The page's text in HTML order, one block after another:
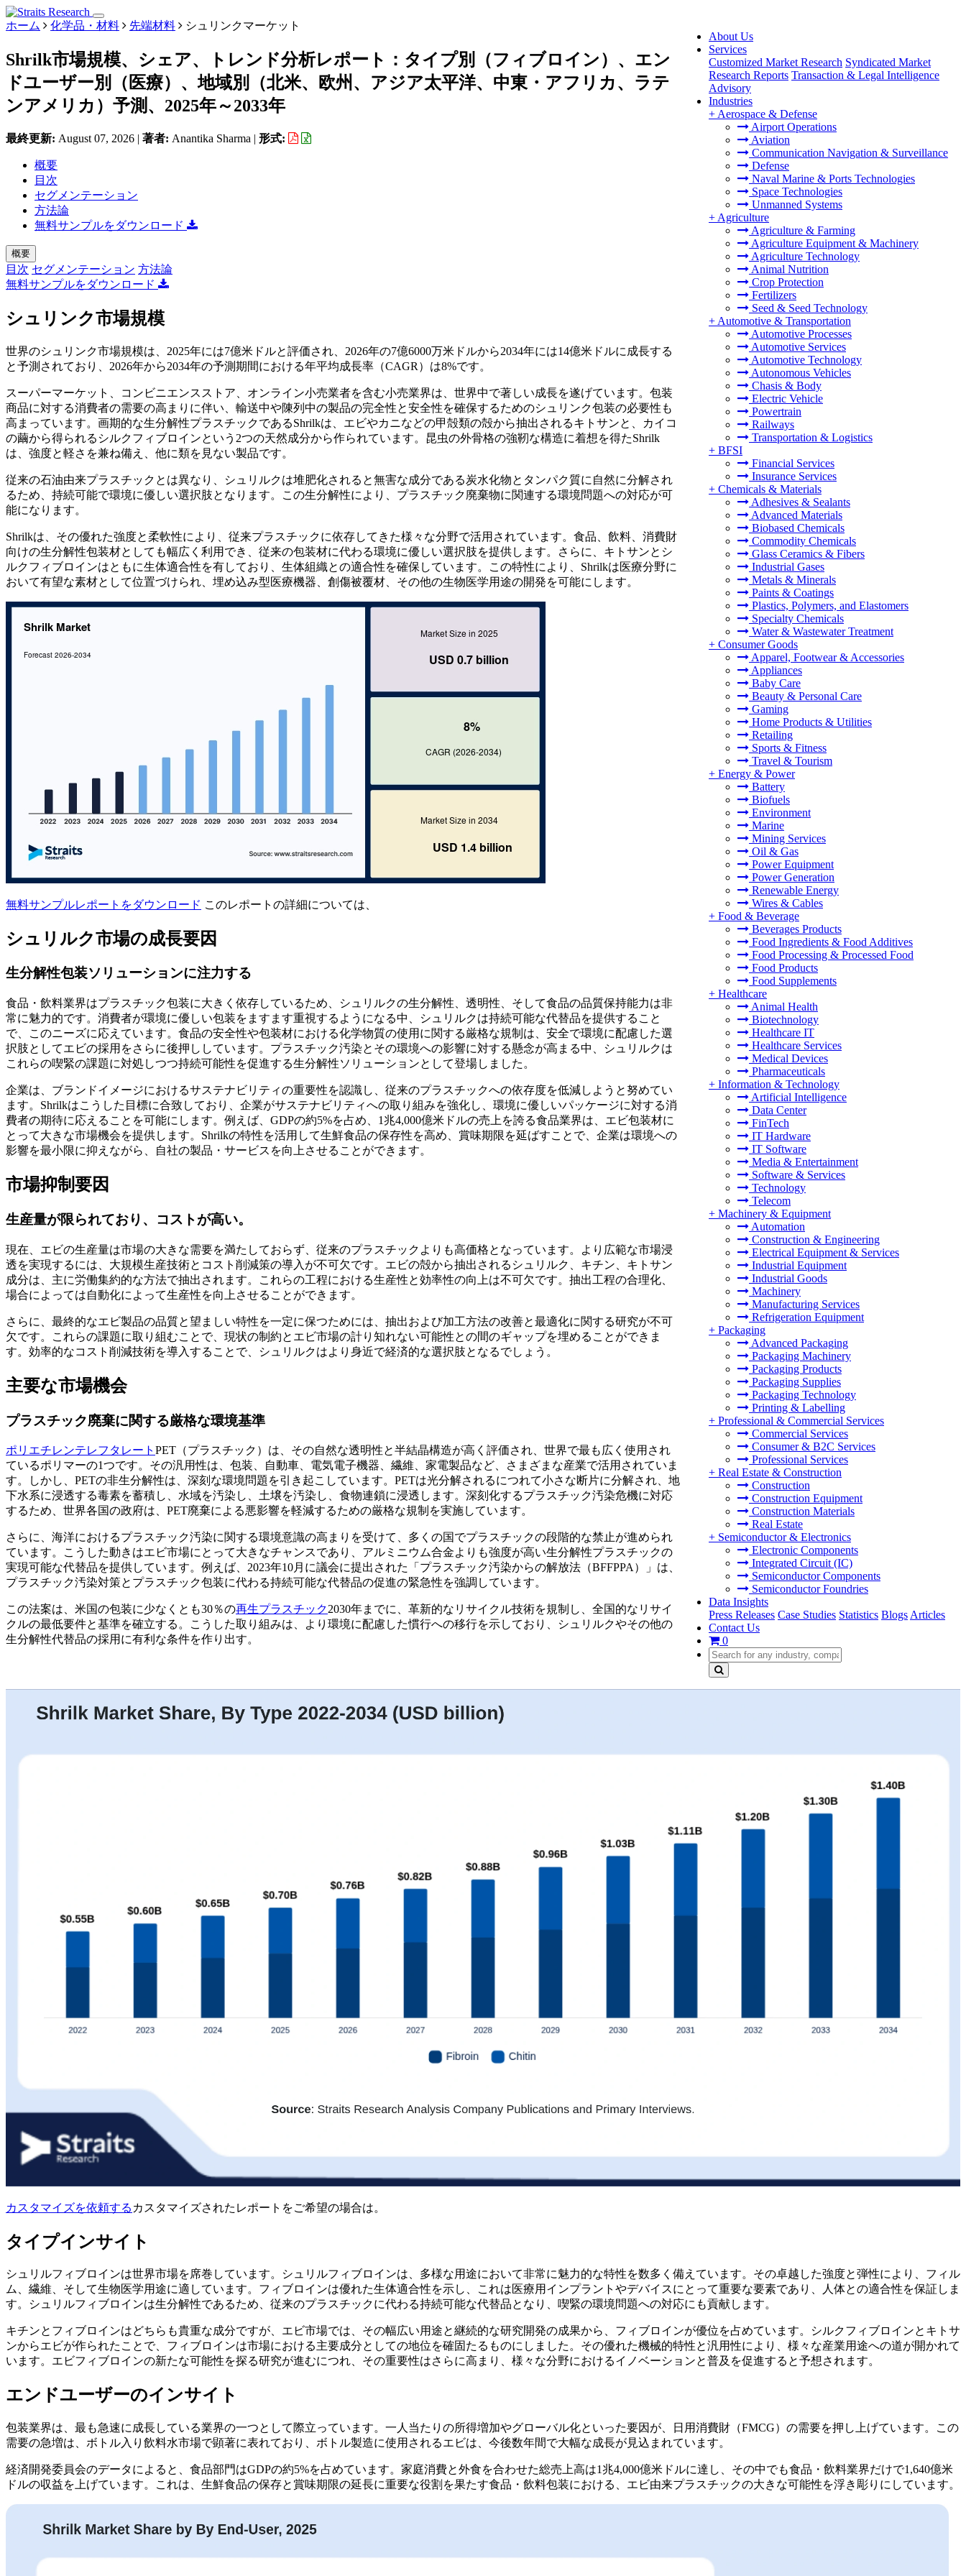
About Us
Services
Customized Market Research Syndicated Market
Research Reports Transaction & Legal Intelligence
Advisory
Industries
+ Aerospace & Defense
Airport Operations
Aviation
Communication Navigation & Surveillance
Defense
Naval Marine & Ports Technologies
Space Technologies
Unmanned Systems
+ Agriculture
Agriculture & Farming
Agriculture Equipment & Machinery
Agriculture Technology
Animal Nutrition
Crop Protection
Fertilizers
Seed & Seed Technology
+ Automotive & Transportation
Automotive Processes
Automotive Services
Automotive Technology
Autonomous Vehicles
Chasis & Body
Electric Vehicle
Powertrain
Railways
Transportation & Logistics
+ BFSI
Financial Services
Insurance Services
+ Chemicals & Materials
Adhesives & Sealants
Advanced Materials
Biobased Chemicals
Commodity Chemicals
Glass Ceramics & Fibers
Industrial Gases
Metals & Minerals
Paints & Coatings
Plastics, Polymers, and Elastomers
Specialty Chemicals
Water & Wastewater Treatment
+ Consumer Goods
Apparel, Footwear & Accessories
Appliances
Baby Care
Beauty & Personal Care
Gaming
Home Products & Utilities
Retailing
Sports & Fitness
Travel & Tourism
+ Energy & Power
Battery
Biofuels
Environment
Marine
Mining Services
Oil & Gas
Power Equipment
Power Generation
Renewable Energy
Wires & Cables
+ Food & Beverage
Beverages Products
Food Ingredients & Food Additives
Food Processing & Processed Food
Food Products
Food Supplements
+ Healthcare
Animal Health
Biotechnology
Healthcare IT
Healthcare Services
Medical Devices
Pharmaceuticals
+ Information & Technology
Artificial Intelligence
Data Center
FinTech
IT Hardware
IT Software
Media & Entertainment
Software & Services
Technology
Telecom
+ Machinery & Equipment
Automation
Construction & Engineering
Electrical Equipment & Services
Industrial Equipment
Industrial Goods
Machinery
Manufacturing Services
Refrigeration Equipment
+ Packaging
Advanced Packaging
Packaging Machinery
Packaging Products
Packaging Supplies
Packaging Technology
Printing & Labelling
+ Professional & Commercial Services
Commercial Services
Consumer & B2C Services
Professional Services
+ Real Estate & Construction
Construction
Construction Equipment
Construction Materials
Real Estate
+ Semiconductor & Electronics
Electronic Components
Integrated Circuit (IC)
Semiconductor Components
Semiconductor Foundries
Data Insights
Press Releases Case Studies Statistics Blogs Articles
Contact Us
0
ホーム 化学品・材料 先端材料 シュリンクマーケット
Shrilk市場規模、シェア、トレンド分析レポート：タイプ別（フィブロイン）、エン
ドユーザー別（医療）、地域別（北米、欧州、アジア太平洋、中東・アフリカ、ラテ
ンアメリカ）予測、2025年～2033年
最終更新: August 07, 2026 | 著者: Anantika Sharma | 形式:
概要
目次
セグメンテーション
方法論
無料サンプルをダウンロード
概要
目次 セグメンテーション 方法論
無料サンプルをダウンロード
シュリンク市場規模
世界のシュリンク市場規模は、2025年には7億米ドルと評価され、2026年の7億6000万米ドルから2034年には14億米ドルに成長する
と予測されており、2026年から2034年の予測期間における年平均成長率（CAGR）は8%です。
スーパーマーケット、コンビニエンスストア、オンライン小売業者を含む小売業界は、世界中で著しい成長を遂げています。包装
商品に対する消費者の需要の高まりに伴い、輸送中や陳列中の製品の完全性と安全性を確保するためのシュリンク包装の必要性も
高まっています。画期的な生分解性プラスチックであるShrilkは、エビやカニなどの甲殻類の殻から抽出されるキトサンと、カイコ
の繭から得られるシルクフィブロインという2つの天然成分から作られています。昆虫の外骨格の強靭な構造に着想を得たShrilk
は、強度と軽さを兼ね備え、他に類を見ない製品です。
従来の石油由来プラスチックとは異なり、シュリルクは堆肥化されると無害な成分である炭水化物とタンパク質に自然に分解され
るため、持続可能で環境に優しい選択肢となります。この生分解性により、プラスチック廃棄物に関連する環境問題への対応が可
能になります。
Shrilkは、その優れた強度と柔軟性により、従来プラスチックに依存してきた様々な分野で活用されています。食品、飲料、消費財
向けの生分解性包装材としても幅広く利用でき、従来の包装材に代わる環境に優しい選択肢を提供します。さらに、キトサンとシ
ルクフィブロインはともに生体適合性を有しており、生体組織との適合性を確保しています。この特性により、Shrilkは医療分野に
おいて有望な素材として位置づけられ、埋め込み型医療機器、創傷被覆材、その他の生物医学用途の開発を可能にします。
無料サンプルレポートをダウンロード このレポートの詳細については、
シュリルク市場の成長要因
生分解性包装ソリューションに注力する
食品・飲料業界はプラスチック包装に大きく依存しているため、シュリルクの生分解性、透明性、そして食品の品質保持能力は非
常に魅力的です。消費者が環境に優しい包装をますます重視するようになる中、シュリルクは持続可能な代替品を提供すること
で、このニーズに応えています。食品の安全性や包装材における化学物質の使用に関する厳格な規制は、安全で環境に配慮した選
択肢としてエビの採用をさらに後押ししています。プラスチック汚染とその環境への影響に対する懸念が高まる中、シュリルクは
これらの喫緊の課題に対処しつつ持続可能性を促進する生分解性ソリューションとして登場しました。
企業は、ブランドイメージにおけるサステナビリティの重要性を認識し、従来のプラスチックへの依存度を低減しようと努めてい
ます。Shrilkはこうした目標に合致しており、企業がサステナビリティへの取り組みを強化し、環境に優しいパッケージに対する消
費者の期待に応えることを可能にします。例えば、GDPの約5%を占め、1兆4,000億米ドルの売上を誇る食品業界は、エビ包装材に
とって大きな市場機会を提供します。Shrilkの特性を活用して生鮮食品の保存性を高め、賞味期限を延ばすことで、企業は環境への
影響を最小限に抑えながら、自社の製品・サービスを向上させることができます。
市場抑制要因
生産量が限られており、コストが高い。
現在、エビの生産量は市場の大きな需要を満たしておらず、従来のプラスチックよりも高価格となっています。より広範な市場浸
透を実現するには、大規模生産技術とコスト削減策の導入が不可欠です。エビの殻から抽出されるシュリルク、キチン、キトサン
成分は、主に労働集約的な方法で抽出されます。これらの工程における生産性と効率性の向上は不可欠です。抽出工程の合理化、
場合によっては自動化によって生産性を向上させることができます。
さらに、最終的なエビ製品の品質と望ましい特性を一定に保つためには、抽出および加工方法の改善と最適化に関する研究が不可
欠です。これらの課題に取り組むことで、現状の制約とエビ市場の計り知れない可能性との間のギャップを埋めることができま
す。効率的なコスト削減技術を導入することで、シュリルクはより身近で経済的な選択肢となるでしょう。
主要な市場機会
プラスチック廃棄に関する厳格な環境基準
ポリエチレンテレフタレート PET（プラスチック）は、その自然な透明性と半結晶構造が高く評価され、世界で最も広く使用され
ているポリマーの1つです。その汎用性は、包装、自動車、電気電子機器、繊維、家電製品など、さまざまな産業で活用されていま
す。しかし、PETの非生分解性は、深刻な環境問題を引き起こしています。PETは光分解されるにつれて小さな断片に分解され、地
下水系に浸透する毒素を蓄積し、水域を汚染し、土壌を汚染し、食物連鎖に浸透します。深刻化するプラスチック汚染危機に対応
するため、世界各国の政府は、PET廃棄による悪影響を軽減するための厳格な規制を実施しています。
さらに、海洋におけるプラスチック汚染に関する環境意識の高まりを受けて、多くの国でプラスチックの段階的な禁止が進められ
ています。こうした動きはエビ市場にとって大きなチャンスであり、アルミニウム合金よりも強度が高い生分解性プラスチックの
実現可能な代替品を提供しています。例えば、2023年10月に議会に提出された「プラスチック汚染からの解放法（BFFPPA）」は、
プラスチック汚染対策とプラスチック包装に代わる持続可能な代替品の促進の緊急性を強調しています。
この法案は、米国の包装に少なくとも30％の再生プラスチック2030年までに、革新的なリサイクル技術を規制し、全国的なリサイ
クルの最低要件と基準を確立する。こうした取り組みは、より環境に配慮した慣行への移行を示しており、シュリルクやその他の
生分解性代替品の採用に有利な条件を作り出す。
カスタマイズを依頼する カスタマイズされたレポートをご希望の場合は。
タイプインサイト
シュリルフィブロインは世界市場を席巻しています。シュリルフィブロインは、多様な用途において非常に魅力的な特性を数多く備えています。その卓越した強度と弾性により、フィル
ム、繊維、そして生物医学用途に適しています。フィブロインは優れた生体適合性を示し、これは医療用インプラントやデバイスにとって重要な要素であり、人体との適合性を保証しま
す。シュリルフィブロインは生分解性であるため、従来のプラスチックに代わる持続可能な代替品となり、喫緊の環境問題への対応にも貢献します。
キチンとフィブロインはどちらも貴重な成分ですが、エビ市場では、その幅広い用途と継続的な研究開発の成果から、フィブロインが優位を占めています。シルクフィブロインとキトサ
ンからエビが作られたことで、フィブロインは市場における主要成分としての地位を確固たるものにしました。その優れた機械的特性と汎用性により、様々な産業用途への道が開かれて
います。エビフィブロインの新たな可能性を探る研究が進むにつれ、その重要性はさらに高まり、様々な分野におけるイノベーションと普及を促進すると予想されます。
エンドユーザーのインサイト
包装業界は、最も急速に成長している業界の一つとして際立っています。一人当たりの所得増加やグローバル化といった要因が、日用消費財（FMCG）の需要を押し上げています。この
需要の急増は、ボトル入り飲料水市場で顕著に表れており、ボトル製造に使用されるエビは、今後数年間で大幅な成長が見込まれています。
経済開発委員会のデータによると、食品部門はGDPの約5%を占めています。家庭消費と外食を合わせた総売上高は1兆4,000億米ドルに達し、その中でも食品・飲料業界だけで1,640億米
ドルの収益を上げています。これは、生鮮食品の保存と賞味期限の延長に重要な役割を果たす食品・飲料包装における、エビ由来プラスチックの大きな可能性を浮き彫りにしています。